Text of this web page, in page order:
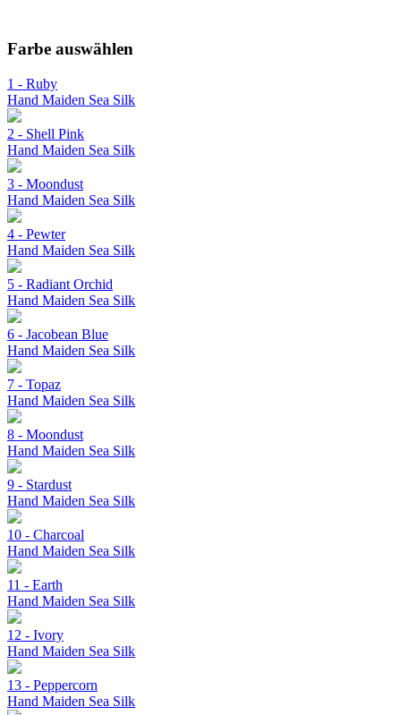
Farbe auswählen
1 - Ruby
Hand Maiden Sea Silk
2 - Shell Pink
Hand Maiden Sea Silk
3 - Moondust
Hand Maiden Sea Silk
4 - Pewter
Hand Maiden Sea Silk
5 - Radiant Orchid
Hand Maiden Sea Silk
6 - Jacobean Blue
Hand Maiden Sea Silk
7 - Topaz
Hand Maiden Sea Silk
8 - Moondust
Hand Maiden Sea Silk
9 - Stardust
Hand Maiden Sea Silk
10 - Charcoal
Hand Maiden Sea Silk
11 - Earth
Hand Maiden Sea Silk
12 - Ivory
Hand Maiden Sea Silk
13 - Peppercorn
Hand Maiden Sea Silk